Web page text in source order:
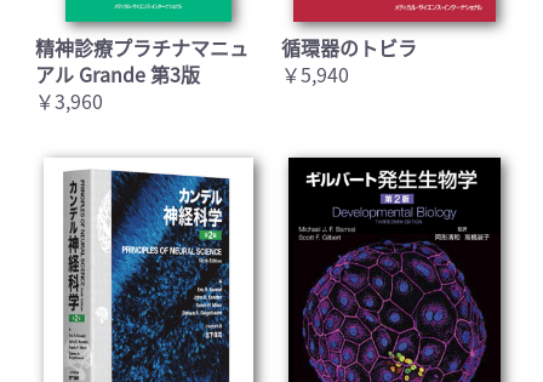
精神診療プラチナマニュ
アル Grande 第3版
￥3,960
循環器のトビラ
￥5,940